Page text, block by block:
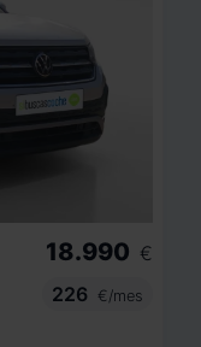
18.990 €
226
€/mes